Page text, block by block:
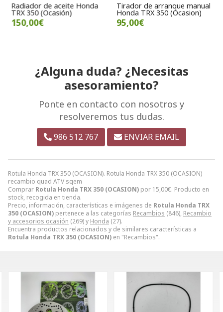
Rotula Honda TRX 350 (OCASION). Rotula Honda TRX 350 (OCASION)
recambio quad ATV sqem
Comprar Rotula Honda TRX 350 (OCASION) por 15,00€. Producto en
stock, recogida en tienda.
Precio, información, características e imágenes de Rotula Honda TRX
350 (OCASION) pertenece a las categorías Recambios (846), Recambio
y accesorios ocasión (269) y Honda (27).
Encuentra productos relacionados y de similares características a
Rotula Honda TRX 350 (OCASION) en "Recambios".
Radiador de aceite Honda
TRX 350 (Ocasión)
150,00€
Tirador de arranque manual
Honda TRX 350 (Ocasion)
95,00€
¿Alguna duda? ¿Necesitas
asesoramiento?
Ponte en contacto con nosotros y
resolveremos tus dudas.
986 512 767 ENVIAR EMAIL